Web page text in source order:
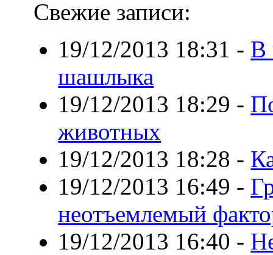
Свежие записи:
19/12/2013 18:31 - В
шашлыка
19/12/2013 18:29 -
животных
19/12/2013 18:28 -
19/12/2013 16:49 -
неотъемлемый
19/12/2013 16:40 -